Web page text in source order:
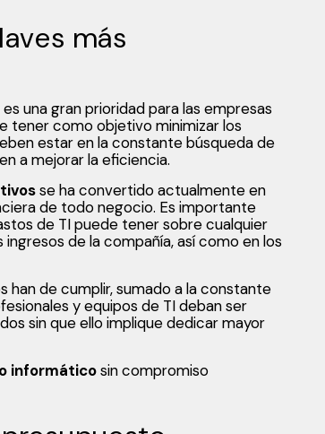
más
es una gran prioridad para las empresas
tener como objetivo minimizar los
estar en la constante búsqueda de
a mejorar la eficiencia.
se ha convertido actualmente en
de todo negocio. Es importante
de TI puede tener sobre cualquier
de la compañía, así como en los
han de cumplir, sumado a la constante
y equipos de TI deban ser
sin que ello implique dedicar mayor
informáticosin compromiso